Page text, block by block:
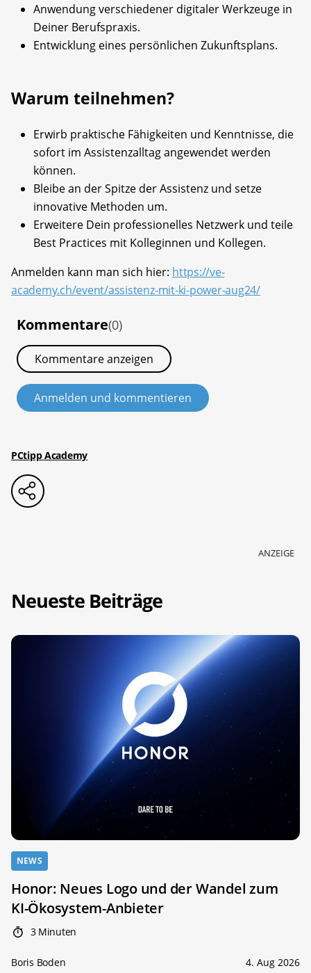
Anwendung verschiedener digitaler Werkzeuge in
Deiner Berufspraxis.
Entwicklung eines persönlichen Zukunftsplans.
Warum teilnehmen?
Erwirb praktische Fähigkeiten und Kenntnisse, die
sofort im Assistenzalltag angewendet werden
können.
Bleibe an der Spitze der Assistenz und setze
innovative Methoden um.
Erweitere Dein professionelles Netzwerk und teile
Best Practices mit Kolleginnen und Kollegen.
Anmelden kann man sich hier: https://ve-
academy.ch/event/assistenz-mit-ki-power-aug24/
Kommentare(0)
Kommentare anzeigen
Anmelden und kommentieren
PCtipp Academy
ANZEIGE
Neueste Beiträge
NEWS
Honor: Neues Logo und der Wandel zum
KI-Ökosystem-Anbieter
3 Minuten
Boris Boden 4. Aug 2026